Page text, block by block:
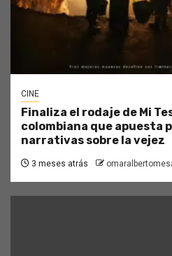
CINE
Finaliza el rodaje de Mi
colombiana que apuesta
narrativas sobre la vejez
3 meses atrás